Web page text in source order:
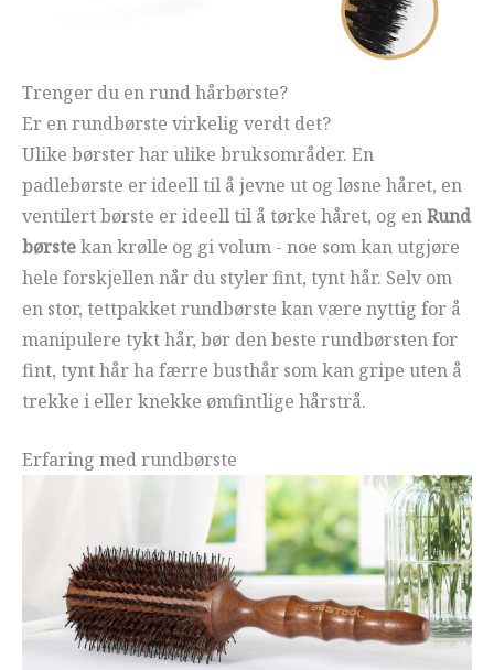
Trenger du en rund hårbørste?
Er en rundbørste virkelig verdt det?
Ulike børster har ulike bruksområder. En
padlebørste er ideell til å jevne ut og løsne håret, en
ventilert børste er ideell til å tørke håret, og enRund
børstekan krølle og gi volum - noe som kan utgjøre
hele forskjellen når du styler fint, tynt hår. Selv om
en stor, tettpakket rundbørste kan være nyttig for å
manipulere tykt hår, bør den beste rundbørsten for
fint, tynt hår ha færre busthår som kan gripe uten å
trekke i eller knekke ømfintlige hårstrå.
Erfaring med rundbørste